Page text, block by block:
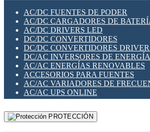
SWITCH Y MICROSWITCH
TARJETAS PI
UNIÓN Y DERIVACIÓN DE CABLE
PLACAS MODULARES IOT
SWITCHES Y REDES WIFI
SOLUCIONES IOT
SOLUCIONES LORAWAN
SOLUCIONES RED CELULAR
SEGURIDAD PARA REDES
SWITCHES LAN
TELEFONÍA IP (VOIP)
VIGILANCIA IP (CCTV)
MESHTASTIC
AC/DC FUENTES DE PODER
AC/DC CARGADORES DE
AC/DC DRIVERS LED
DC/DC CONVERTIDORES
DC/DC CONVERTIDORES
DC/AC INVERSORES DE ENERGÍA
AC/AC ENERGÍAS RENOVABLES
ACCESORIOS PARA FUENTES
AC/AC VARIADORES DE
AC/AC UPS ONLINE
PROTECCIÓN